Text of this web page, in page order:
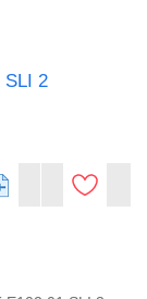
SLI 2